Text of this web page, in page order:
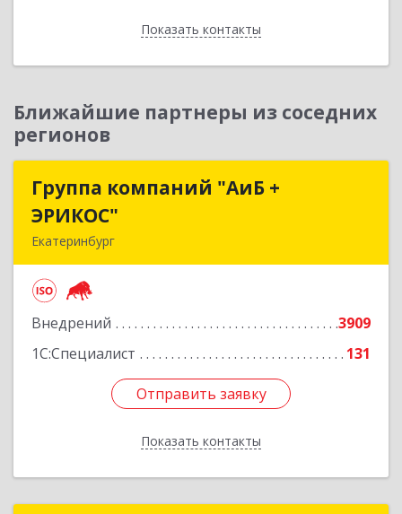
Показать контакты
Назад
Ближайшие партнеры из соседних
регионов
Группа компаний "АиБ +
ЭРИКОС"
Екатеринбург
Внедрений
3909
1С:Специалист
131
Отправить заявку
Показать контакты
Группа компаний "АиБ +
Подробнее
Отправить заявку
Назад